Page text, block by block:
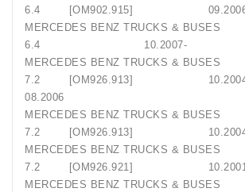
6.4 [OM902.915]
MERCEDES BENZ TRUCKS &
6.4 10.2007-
MERCEDES BENZ TRUCKS &
7.2 [OM926.913]
08.2006
MERCEDES BENZ TRUCKS &
7.2 [OM926.913]
MERCEDES BENZ TRUCKS &
7.2 [OM926.921]
MERCEDES BENZ TRUCKS &